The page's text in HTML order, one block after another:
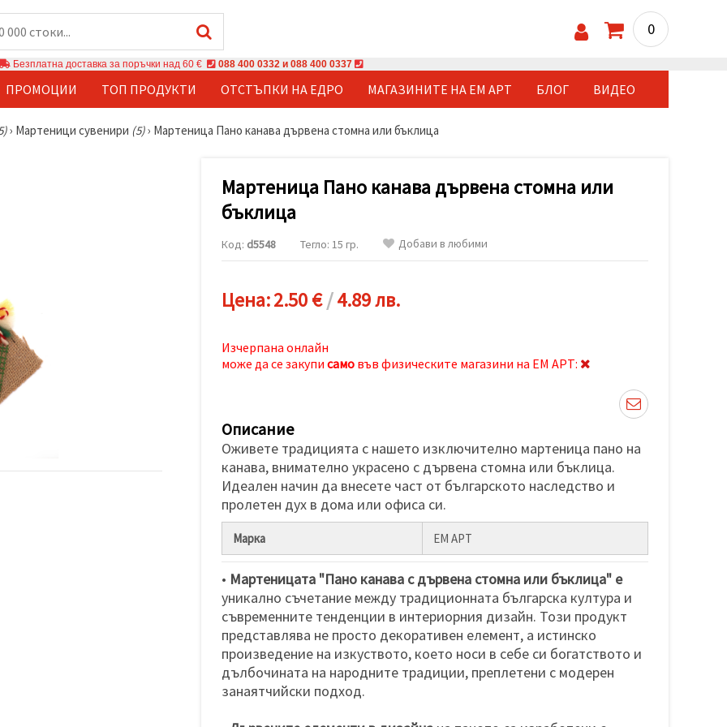
0
Безплатна доставка за поръчки над 60 € 088 400 0332 и 088 400 0337
ПРОМОЦИИ ТОП ПРОДУКТИ ОТСТЪПКИ НА ЕДРО МАГАЗИНИТЕ НА ЕМ АРТ БЛОГ ВИДЕО
› Мартеници сувенири (5)› Мартеница Пано канава дървена стомна или бъклица
Мартеница Пано канава дървена стомна или
бъклица
Код: d5548 Тегло: 15 гр. Добави в любими
Цена:2.50 €/4.89 лв.
Изчерпана онлайн
може да се закупи само във физическите магазини на ЕМ АРТ:
Описание
Оживете традицията с нашето изключително мартеница пано на
канава, внимателно украсено с дървена стомна или бъклица.
Идеален начин да внесете част от българското наследство и
пролетен дух в дома или офиса си.
Марка ЕМ АРТ
• Мартеницата "Пано канава с дървена стомна или бъклица" е
уникално съчетание между традиционната българска култура и
съвременните тенденции в интериорния дизайн. Този продукт
представлява не просто декоративен елемент, а истинско
произведение на изкуството, което носи в себе си богатството и
дълбочината на народните традиции, преплетени с модерен
занаятчийски подход.